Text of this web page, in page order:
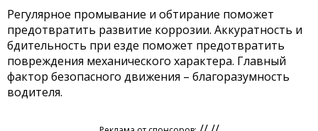
Регулярное промывание и обтирание поможет
предотвратить развитие коррозии. Аккуратность и
бдительность при езде поможет предотвратить
повреждения механического характера. Главный
фактор безопасного движения – благоразумность
водителя.